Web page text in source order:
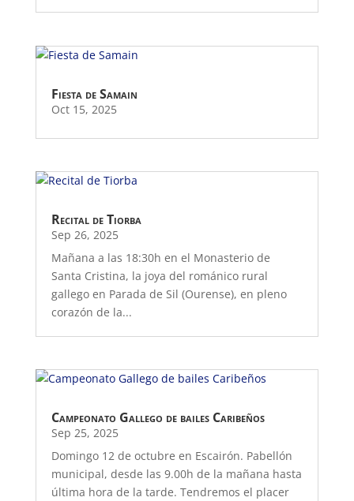
Fiesta de Samain
Oct 15, 2025
Recital de Tiorba
Sep 26, 2025
Mañana a las 18:30h en el Monasterio de
Santa Cristina, la joya del románico rural
gallego en Parada de Sil (Ourense), en pleno
corazón de la...
Campeonato Gallego de bailes Caribeños
Sep 25, 2025
Domingo 12 de octubre en Escairón. Pabellón
municipal, desde las 9.00h de la mañana hasta
última hora de la tarde. Tendremos el placer